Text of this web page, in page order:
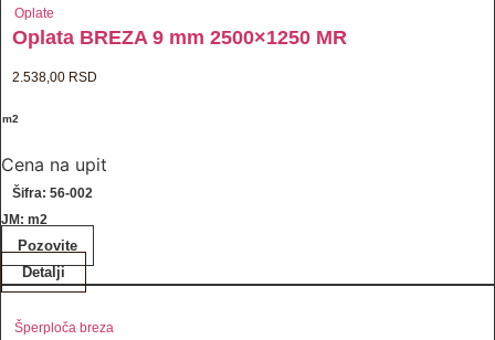
Oplate
Oplata BREZA 9 mm 2500×1250 MR
2.538,00 RSD
m2
Cena na upit
Šifra: 56-002
JM: m2
Pozovite
Detalji
Šperploča breza